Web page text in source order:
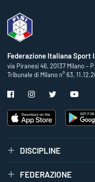
Federazione Italiana Sport
via Piranesi 46, 20137 Milano –
Tribunale di Milano n° 63,
DISCIPLINE
FEDERAZIONE